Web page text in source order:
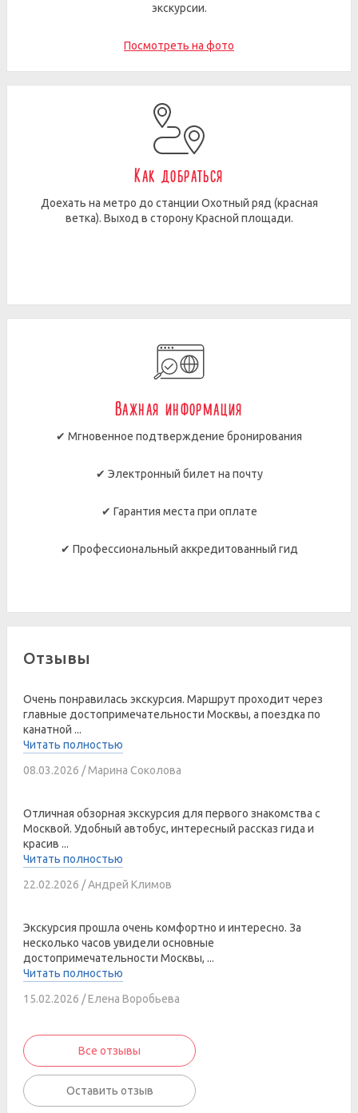
экскурсии.
Посмотреть на фото
Как добраться
Доехать на метро до станции Охотный ряд (красная
ветка). Выход в сторону Красной площади.
Важная информация
✔ Мгновенное подтверждение бронирования
✔ Электронный билет на почту
✔ Гарантия места при оплате
✔ Профессиональный аккредитованный гид
Отзывы
Очень понравилась экскурсия. Маршрут проходит через
главные достопримечательности Москвы, а поездка по
канатной ...
Читать полностью
08.03.2026 / Марина Соколова
Отличная обзорная экскурсия для первого знакомства с
Москвой. Удобный автобус, интересный рассказ гида и
красив ...
Читать полностью
22.02.2026 / Андрей Климов
Экскурсия прошла очень комфортно и интересно. За
несколько часов увидели основные
достопримечательности Москвы, ...
Читать полностью
15.02.2026 / Елена Воробьева
Все отзывы
Оставить отзыв